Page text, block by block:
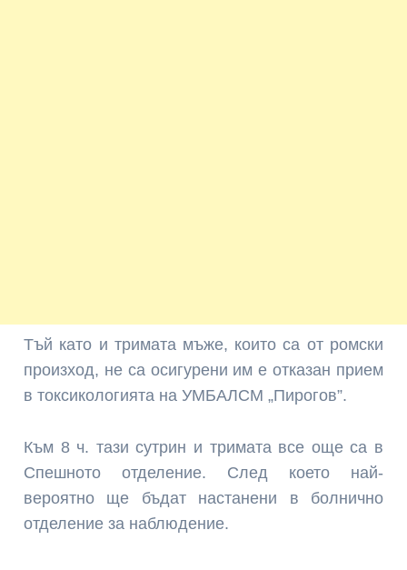
Тъй като и тримата мъже, които са от ромски
произход, не са осигурени им е отказан прием
в токсикологията на УМБАЛСМ „Пирогов”.
Към 8 ч. тази сутрин и тримата все още са в
Спешното отделение. След което най-
вероятно ще бъдат настанени в болнично
отделение за наблюдение.